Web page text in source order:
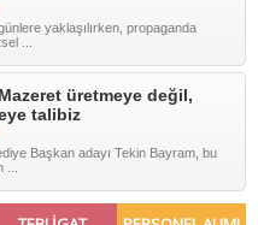
yaklaşılırken, propaganda
...
üretmeye değil,
talibiz
Başkan adayı Tekin Bayram, bu